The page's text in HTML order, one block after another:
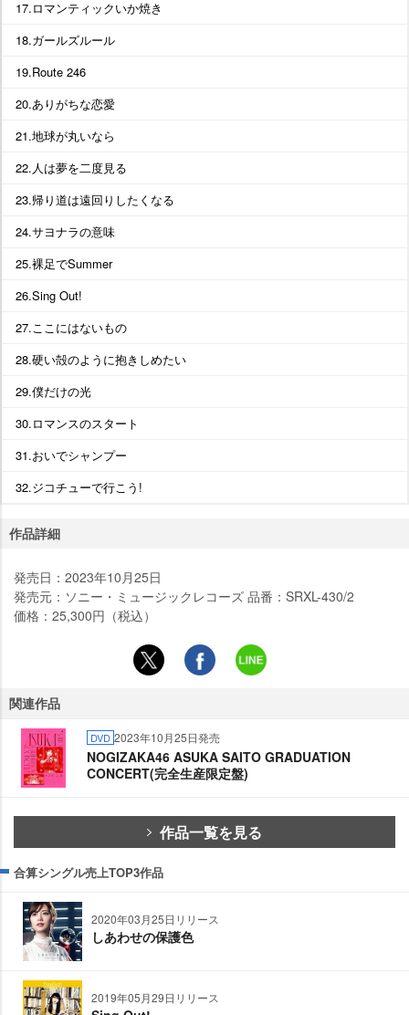
17.ロマンティックいか焼き
18.ガールズルール
19.Route 246
20.ありがちな恋愛
21.地球が丸いなら
22.人は夢を二度見る
23.帰り道は遠回りしたくなる
24.サヨナラの意味
25.裸足でSummer
26.Sing Out!
27.ここにはないもの
28.硬い殻のように抱きしめたい
29.僕だけの光
30.ロマンスのスタート
31.おいでシャンプー
32.ジコチューで行こう!
作品詳細
発売日：2023年10月25日
発売元：ソニー・ミュージックレコーズ 品番：SRXL-430/2
価格：25,300円（税込）
関連作品
DVD 2023年10月25日発売
NOGIZAKA46 ASUKA SAITO GRADUATION
CONCERT(完全生産限定盤)
作品一覧を見る
合算シングル売上TOP3作品
2020年03月25日リリース
しあわせの保護色
2019年05月29日リリース